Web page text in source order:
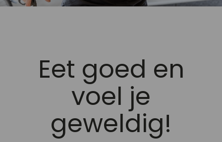
Eet goed en
voel je
geweldig!